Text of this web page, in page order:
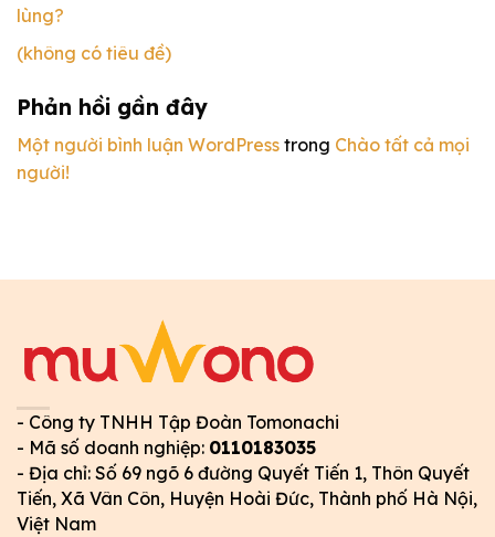
lùng?
(không có tiêu đề)
Phản hồi gần đây
Một người bình luận WordPress trong Chào tất cả mọi
người!
- Công ty TNHH Tập Đoàn Tomonachi
- Mã số doanh nghiệp: 0110183035
- Địa chỉ: Số 69 ngõ 6 đường Quyết Tiến 1, Thôn Quyết
Tiến, Xã Vân Côn, Huyện Hoài Đức, Thành phố Hà Nội,
Việt Nam